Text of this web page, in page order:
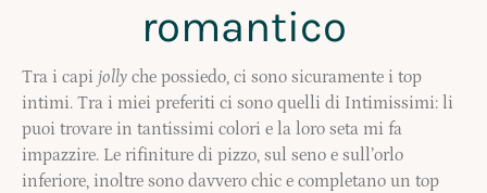
romantico
Tra i capi jolly che possiedo, ci sono sicuramente i top
intimi. Tra i miei preferiti ci sono quelli di Intimissimi: li
puoi trovare in tantissimi colori e la loro seta mi fa
impazzire. Le rifiniture di pizzo, sul seno e sull’orlo
inferiore, inoltre sono davvero chic e completano un top